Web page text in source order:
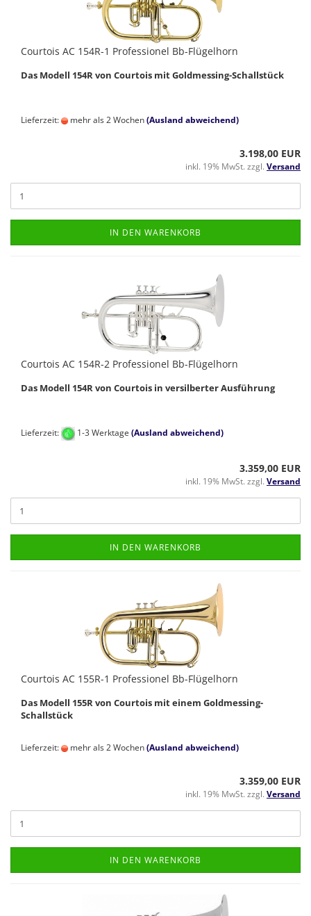
Courtois AC 154R-1 Professionel Bb-Flügelhorn
Das Modell 154R von Courtois mit Goldmessing-Schallstück
Lieferzeit: mehr als 2 Wochen(Ausland abweichend)
3.198,00 EUR
inkl. 19% MwSt. zzgl. Versand
IN DEN WARENKORB
Courtois AC 154R-2 Professionel Bb-Flügelhorn
Das Modell 154R von Courtois in versilberter Ausführung
Lieferzeit: 1-3 Werktage (Ausland abweichend)
3.359,00 EUR
inkl. 19% MwSt. zzgl. Versand
IN DEN WARENKORB
Courtois AC 155R-1 Professionel Bb-Flügelhorn
Das Modell 155R von Courtois mit einem Goldmessing-
Schallstück
Lieferzeit: mehr als 2 Wochen(Ausland abweichend)
3.359,00 EUR
inkl. 19% MwSt. zzgl. Versand
IN DEN WARENKORB